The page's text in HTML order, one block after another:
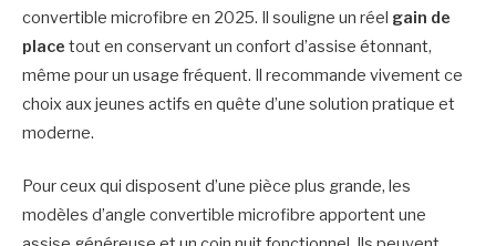
convertible microfibre en 2025. Il souligne un réel gain de
place tout en conservant un confort d’assise étonnant,
même pour un usage fréquent. Il recommande vivement ce
choix aux jeunes actifs en quête d’une solution pratique et
moderne.
Pour ceux qui disposent d’une pièce plus grande, les
modèles d’angle convertible microfibre apportent une